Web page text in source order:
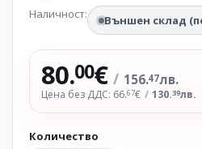
Наличност:
Външен склад
80.00€ / 156.47лв.
Цена без ДДС: 66.67€ / 130.39лв.
Количество